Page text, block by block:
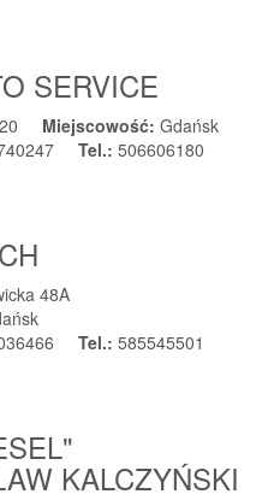
SERVICE
Miejscowość: Gdańsk
Tel.: 506606180
48A
Tel.: 585545501
KALCZYŃSKI